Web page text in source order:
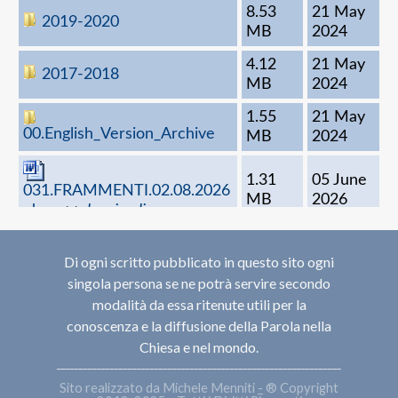
Di ogni scritto pubblicato in questo sito ogni
singola persona se ne potrà servire secondo
modalità da essa ritenute utili per la
conoscenza e la diffusione della Parola nella
Chiesa e nel mondo.
Sito realizzato da Michele Menniti - ® Copyright